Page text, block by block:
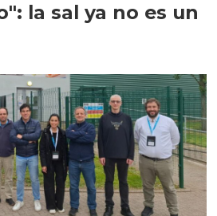
la sal ya no es un